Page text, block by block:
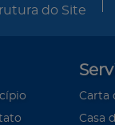
do Site
Carta
Casa